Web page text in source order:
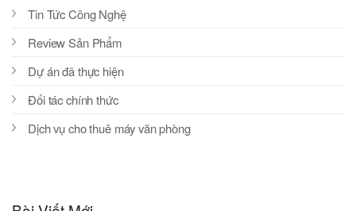
Tin Tức Công Nghệ
Review Sản Phẩm
Dự án đã thực hiện
Đối tác chính thức
Dịch vụ cho thuê máy văn phòng